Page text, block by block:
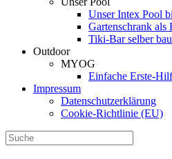
Unser Intex Pool
Gartenschrank als
Tiki-Bar selber
Outdoor
MYOG
Einfache Erste-
Impressum
Datenschutzerklärung
Cookie-Richtlinie (EU)